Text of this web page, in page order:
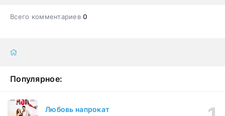
Всего комментариев0
Популярное:
Любовь напрокат